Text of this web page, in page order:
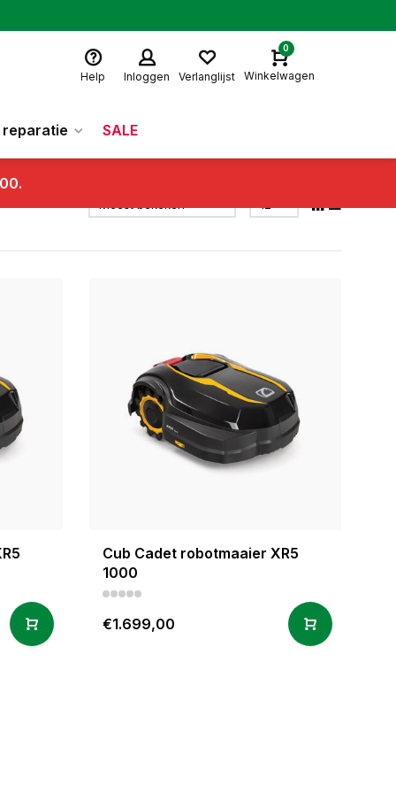
Help Inloggen Verlanglijst
0
Winkelwagen
reparatie SALE
Cub Cadet robotmaaier XR5
1000
€1.699,00